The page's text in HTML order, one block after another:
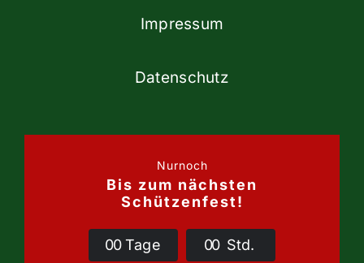
Impressum
Datenschutz
Nurnoch
Bis zum nächsten
Schützenfest!
00Tage 00 Std.